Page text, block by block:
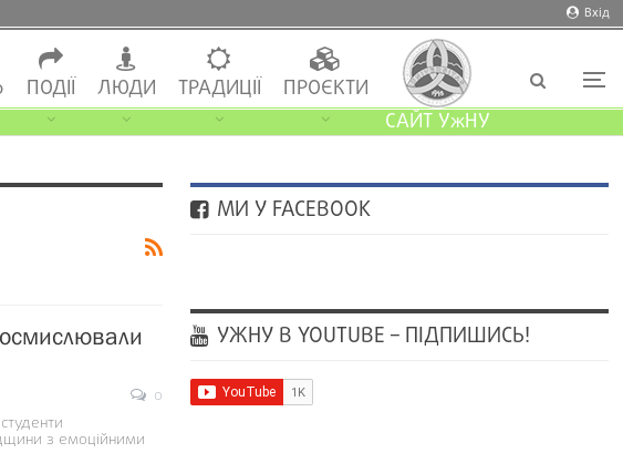
Вхід
ПОДІЇ ЛЮДИ ТРАДИЦІЇ
ПРОЄКТИ
САЙТ УжНУ
осмислювали
0
з емоційними
МИ У FACEBOOK
УЖНУ В YOUTUBE – ПІДПИШИСЬ!